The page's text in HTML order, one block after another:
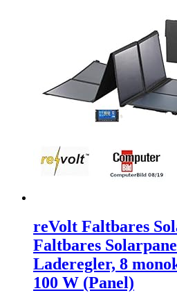
reVolt Faltbares
Faltbares
Laderegler, 8
100 W (Panel)